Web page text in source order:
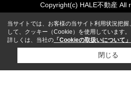
Copyright(c) HALE不動産 All
当サイトでは、お客様の当サイト利用状況把
して、クッキー（Cookie）を使用しています。
詳しくは、当社の 「Cookieの取扱いについて」
閉じる